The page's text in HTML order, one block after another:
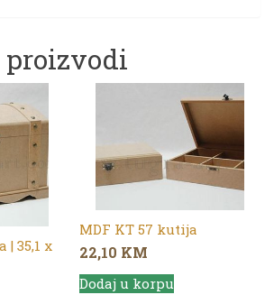
proizvodi
| 35,1 x
MDF KT 57 kutija
22,10 KM
Dodaj u korpu